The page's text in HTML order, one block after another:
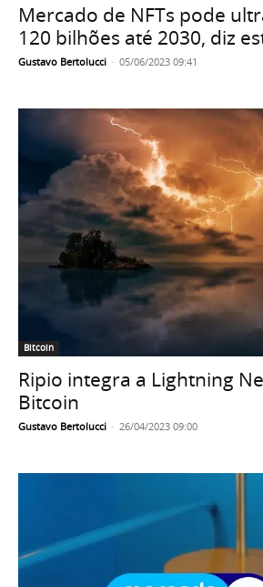
Mercado de NFTs pode
120 bilhões até 2030, diz
Gustavo Bertolucci - 05/06/2023 09:41
Bitcoin
Ripio integra a Lightning
Bitcoin
Gustavo Bertolucci - 26/04/2023 09:00